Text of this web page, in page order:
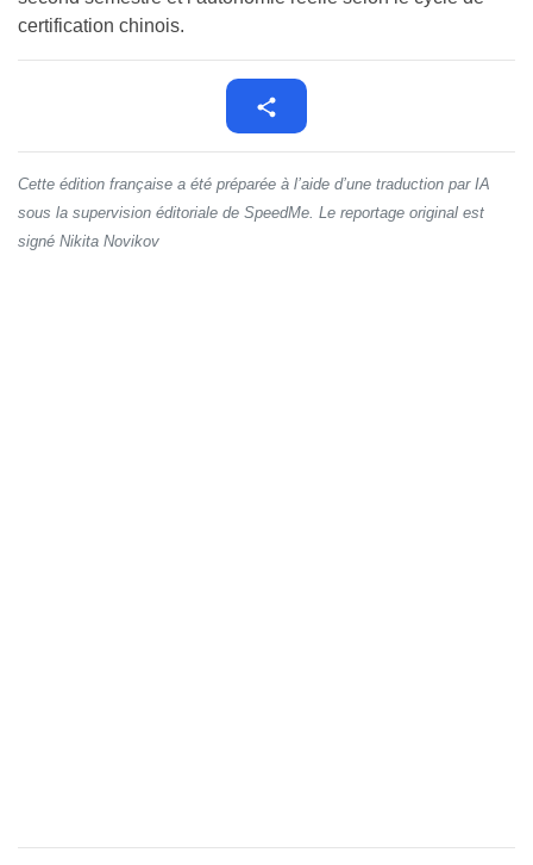
certification chinois.
Cette édition française a été préparée à l’aide d’une traduction par IA
sous la supervision éditoriale de SpeedMe. Le reportage original est
signé Nikita Novikov